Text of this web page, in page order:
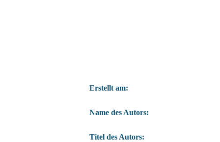
Erstellt am:
Name des Autors:
Titel des Autors: